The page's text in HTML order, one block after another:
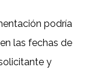
podría
las fechas de
y